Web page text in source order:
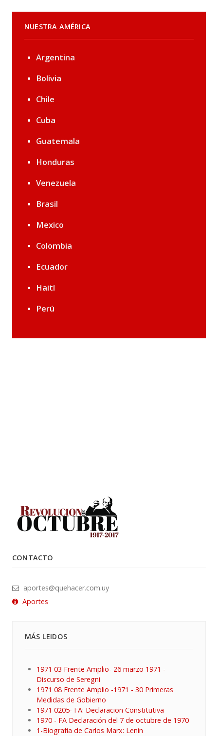
NUESTRA AMÉRICA
Argentina
Bolivia
Chile
Cuba
Guatemala
Honduras
Venezuela
Brasil
Mexico
Colombia
Ecuador
Haití
Perú
CONTACTO
aportes@quehacer.com.uy
Aportes
MÁS LEIDOS
1971 03 Frente Amplio- 26 marzo 1971 -
Discurso de Seregni
1971 08 Frente Amplio -1971 - 30 Primeras
Medidas de Gobierno
1971 0205- FA: Declaracion Constitutiva
1970 - FA Declaración del 7 de octubre de 1970
1-Biografía de Carlos Marx: Lenin